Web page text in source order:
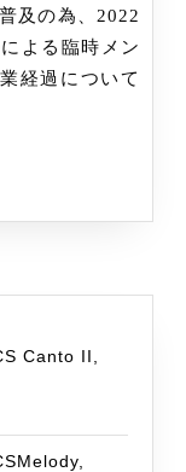
よる臨時メン
経過について
Canto II,